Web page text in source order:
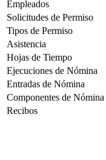
Empleados
Solicitudes de Permiso
Tipos de Permiso
Asistencia
Hojas de Tiempo
Ejecuciones de Nómina
Entradas de Nómina
Componentes de Nómina
Recibos